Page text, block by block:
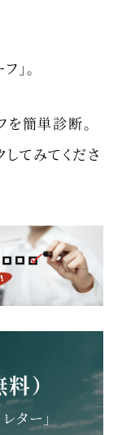
」。
を簡単診断。
してみてくださ
）
ター」